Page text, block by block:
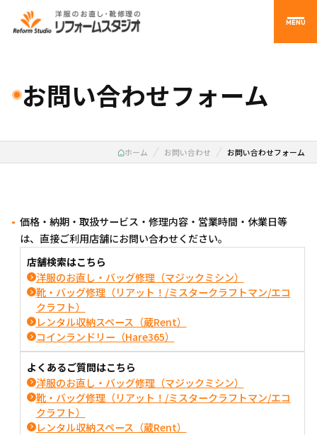
MENU
お問い合わせフォーム
ホーム お問い合わせ お問い合わせフォーム
価格・納期・取扱サービス・修理内容・営業時間・休業日等
は、直接ご利用店舗にお問い合わせください。
店舗検索はこちら
洋服のお直し・バッグ修理（マジックミシン）
靴・バッグ修理（リアット！/ミスタークラフトマン/エコ
クラフト）
レンタル収納スペース（蔵Rent）
コインランドリー（Hare365）
よくあるご質問はこちら
洋服のお直し・バッグ修理（マジックミシン）
靴・バッグ修理（リアット！/ミスタークラフトマン/エコ
クラフト）
レンタル収納スペース（蔵Rent）